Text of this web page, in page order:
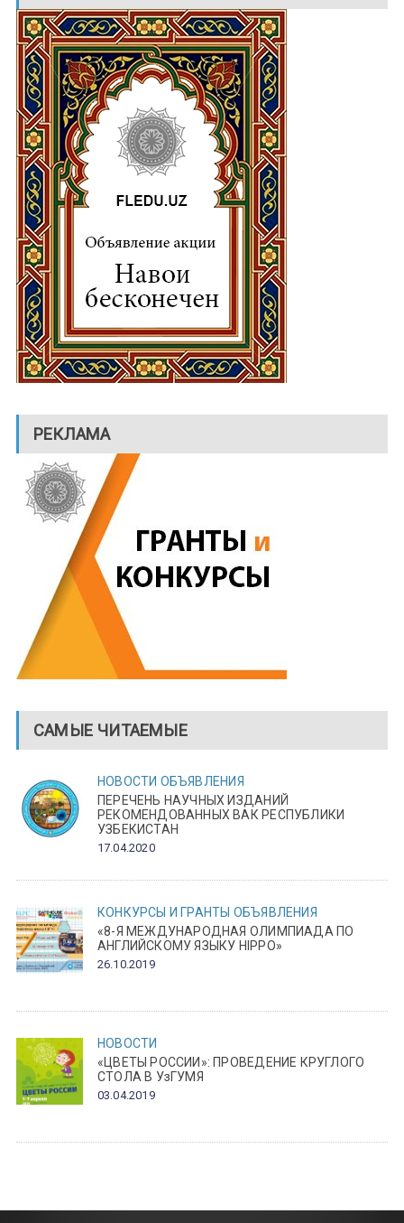
РЕКЛАМА
САМЫЕ ЧИТАЕМЫЕ
НОВОСТИ ОБЪЯВЛЕНИЯ
ПЕРЕЧЕНЬ НАУЧНЫХ ИЗДАНИЙ
РЕКОМЕНДОВАННЫХ ВАК РЕСПУБЛИКИ
УЗБЕКИСТАН
17.04.2020
КОНКУРСЫ И ГРАНТЫ ОБЪЯВЛЕНИЯ
«8-Я МЕЖДУНАРОДНАЯ ОЛИМПИАДА ПО
АНГЛИЙСКОМУ ЯЗЫКУ HIPPO»
26.10.2019
НОВОСТИ
«ЦВЕТЫ РОССИИ»: ПРОВЕДЕНИЕ КРУГЛОГО
СТОЛА В УзГУМЯ
03.04.2019